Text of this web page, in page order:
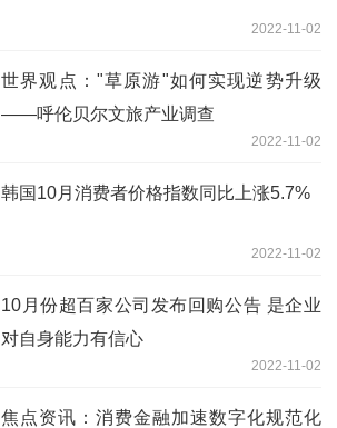
2022-11-02
世界观点："草原游"如何实现逆势升级
——呼伦贝尔文旅产业调查
2022-11-02
韩国10月消费者价格指数同比上涨5.7%
2022-11-02
10月份超百家公司发布回购公告 是企业
对自身能力有信心
2022-11-02
焦点资讯：消费金融加速数字化规范化